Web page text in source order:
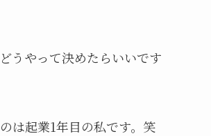
うやって決めたらいいです
は起業1年目の私です。笑